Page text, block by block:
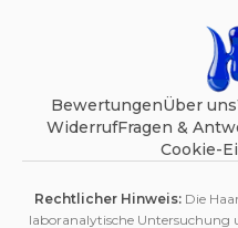
BewertungenÜber uns
WiderrufFragen &
Cookie-
Rechtlicher Hinweis: Die
laboranalytische Untersuchung